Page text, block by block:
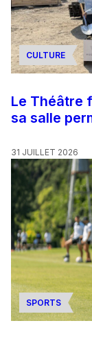
CULTURE
Le Théâtre
sa salle
31 JUILLET 2026
SPORTS